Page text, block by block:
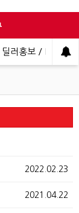
딜러홍보 / Dealer
2022.02.23
2021.04.22